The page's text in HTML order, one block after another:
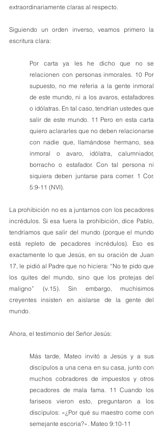
extraordinariamente claras al respecto.
Siguiendo un orden inverso, veamos primero la
escritura clara:
Por carta ya les he dicho que no se
relacionen con personas inmorales. 10 Por
supuesto, no me refería a la gente inmoral
de este mundo, ni a los avaros, estafadores
o idólatras. En tal caso, tendrían ustedes que
salir de este mundo. 11 Pero en esta carta
quiero aclararles que no deben relacionarse
con nadie que, llamándose hermano, sea
inmoral o avaro, idólatra, calumniador,
borracho o estafador. Con tal persona ni
siquiera deben juntarse para comer. 1 Cor.
5:9-11 (NVI).
La prohibición no es a juntarnos con los pecadores
incrédulos. Si esa fuera la prohibición, dice Pablo,
tendríamos que salir del mundo (porque el mundo
está repleto de pecadores incrédulos). Eso es
exactamente lo que Jesús, en su oración de Juan
17, le pidió al Padre que no hiciera: “No te pido que
los quites del mundo, sino que los protejas del
maligno” (v.15). Sin embargo, muchísimos
creyentes insisten en aislarse de la gente del
mundo.
Ahora, el testimonio del Señor Jesús:
Más tarde, Mateo invitó a Jesús y a sus
discípulos a una cena en su casa, junto con
muchos cobradores de impuestos y otros
pecadores de mala fama. 11 Cuando los
fariseos vieron esto, preguntaron a los
discípulos: «¿Por qué su maestro come con
semejante escoria?». Mateo 9:10-11